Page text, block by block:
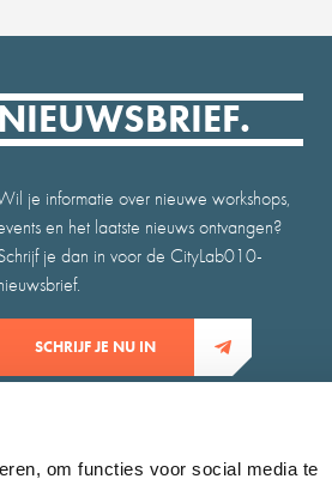
om functies voor social media te
NIEUWSBRIEF.
je informatie over nieuwe workshops,
en het laatste nieuws ontvangen?
je dan in voor de CityLab010-
SCHRIJF JE NU IN